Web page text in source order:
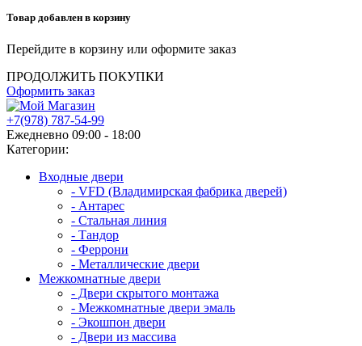
Товар добавлен в корзину
Перейдите в корзину или оформите заказ
ПРОДОЛЖИТЬ ПОКУПКИ
Оформить заказ
+7(978) 787-54-99
Ежедневно 09:00 - 18:00
Категории:
Входные двери
- VFD (Владимирская фабрика дверей)
- Антарес
- Стальная линия
- Тандор
- Феррони
- Металлические двери
Межкомнатные двери
- Двери скрытого монтажа
- Межкомнатные двери эмаль
- Экошпон двери
- Двери из массива